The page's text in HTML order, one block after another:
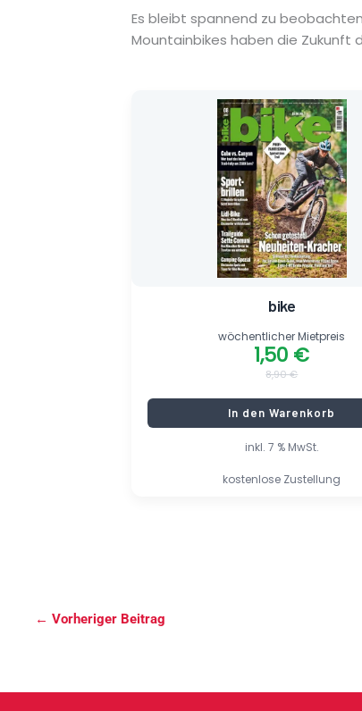
Es bleibt spannend zu
Mountainbikes haben die Zukunft
inkl. 7 % MwSt.
kostenlose Zustellung
bike
8,90€
Ursprünglicher
1,50 €
wöchentlicher Mietpreis
In den Warenkorb
← Vorheriger Beitrag